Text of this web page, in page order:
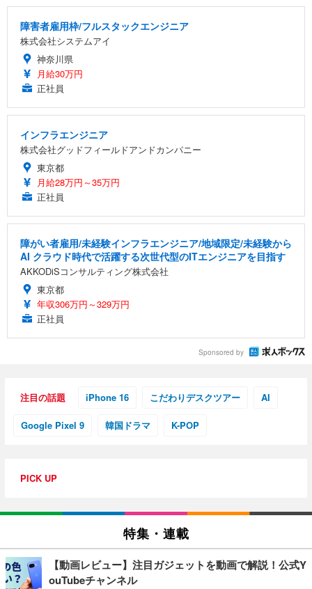
障害者雇用枠/フルスタックエンジニア
株式会社システムアイ
神奈川県
月給30万円
正社員
インフラエンジニア
株式会社グッドフィールドアンドカンパニー
東京都
月給28万円～35万円
正社員
障がい者雇用/未経験インフラエンジニア/地域限定/未経験から
AI クラウド時代で活躍する次世代型のITエンジニアを目指す
AKKODiSコンサルティング株式会社
東京都
年収306万円～329万円
正社員
Sponsored by
注目の話題 iPhone 16 こだわりデスクツアー AI
Google Pixel 9 韓国ドラマ K-POP
PICK UP
特集・連載
【動画レビュー】注目ガジェットを動画で解説！公式Y
ouTubeチャンネル